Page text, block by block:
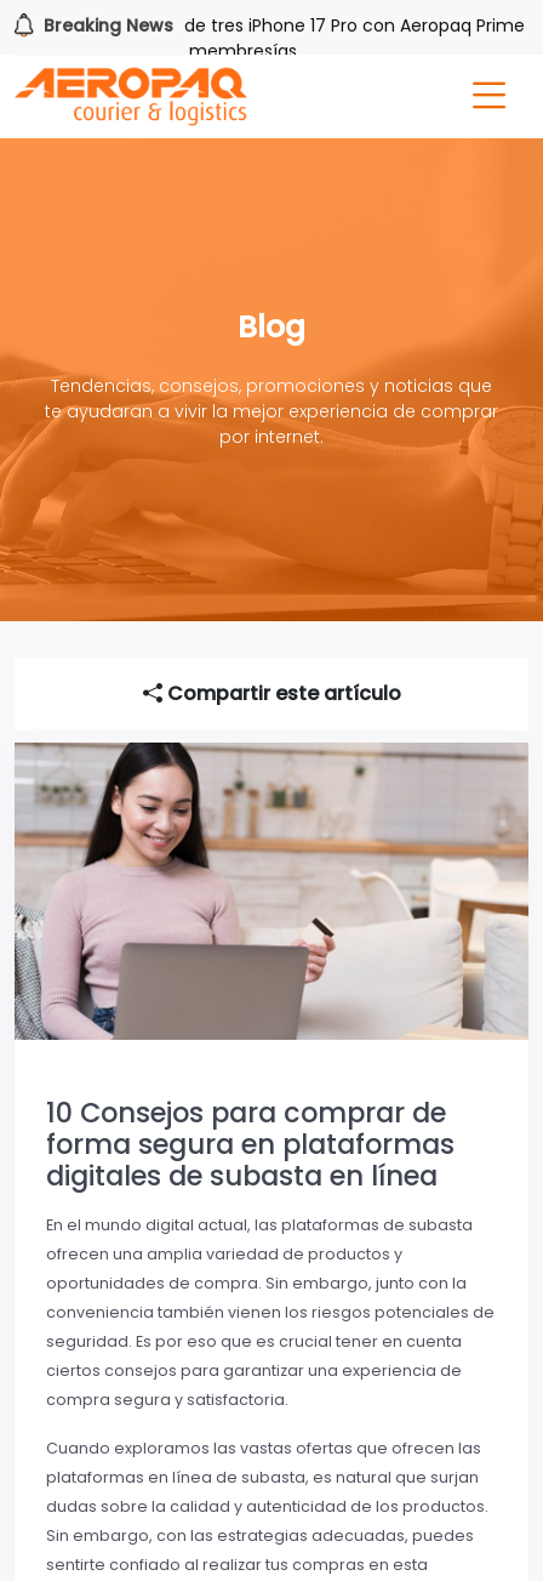
Breaking News
Gana uno de tres iPhone 17 Pro con Aeropaq Prime
meses nuevas membresías
Blog
Tendencias, consejos, promociones y noticias que
te ayudaran a vivir la mejor experiencia de comprar
por internet.
Compartir este artículo
10 Consejos para comprar de
forma segura en plataformas
digitales de subasta en línea
En el mundo digital actual, las plataformas de subasta
ofrecen una amplia variedad de productos y
oportunidades de compra. Sin embargo, junto con la
conveniencia también vienen los riesgos potenciales de
seguridad. Es por eso que es crucial tener en cuenta
ciertos consejos para garantizar una experiencia de
compra segura y satisfactoria.
Cuando exploramos las vastas ofertas que ofrecen las
plataformas en línea de subasta, es natural que surjan
dudas sobre la calidad y autenticidad de los productos.
Sin embargo, con las estrategias adecuadas, puedes
sentirte confiado al realizar tus compras en esta